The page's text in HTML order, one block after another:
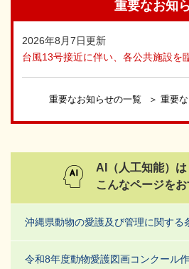
重要なお知
2026年8月7日更新
台風13号接近に伴い、各公共施設を
重要なお知らせの一覧 重要
AI（人工知能）は
こんなページを
沖縄県動物の愛護及び管理に関する
令和8年度動物愛護図画コンクール